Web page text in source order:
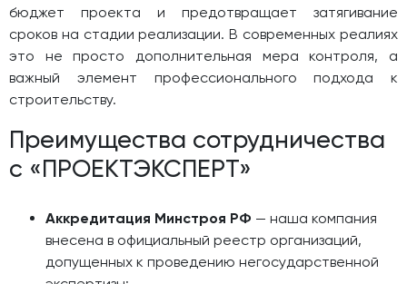
бюджет проекта и предотвращает затягивание
сроков на стадии реализации. В современных реалиях
это не просто дополнительная мера контроля, а
важный элемент профессионального подхода к
строительству.
Преимущества сотрудничества
с «ПРОЕКТЭКСПЕРТ»
Аккредитация Минстроя РФ — наша компания
внесена в официальный реестр организаций,
допущенных к проведению негосударственной